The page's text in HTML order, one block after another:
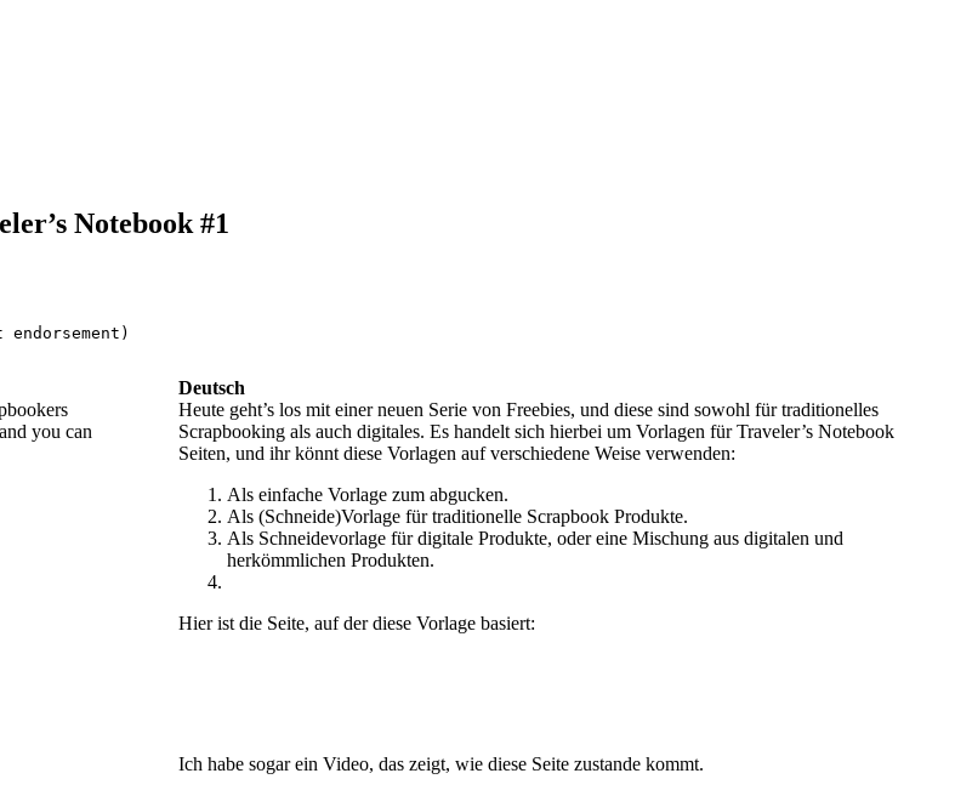
Notebook #1
you can
Deutsch
Heute geht’s los mit einer neuen Serie von Freebies, und diese sind sowohl für traditionelles
Scrapbooking als auch digitales. Es handelt sich hierbei um Vorlagen für Traveler’s Notebook
Seiten, und ihr könnt diese Vorlagen auf verschiedene Weise verwenden:
Als einfache Vorlage zum abgucken.
Als (Schneide)Vorlage für traditionelle Scrapbook Produkte.
Als Schneidevorlage für digitale Produkte, oder eine Mischung aus digitalen und
herkömmlichen Produkten.
Hier ist die Seite, auf der diese Vorlage basiert:
Ich habe sogar ein Video, das zeigt, wie diese Seite zustande kommt.